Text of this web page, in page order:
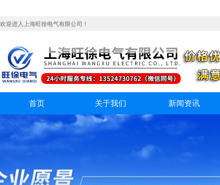
欢迎进入上海旺徐电气有限公司！
首页 关于我们 新闻资讯